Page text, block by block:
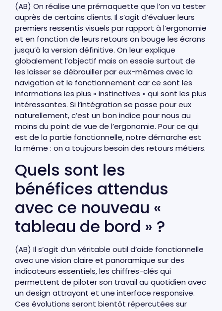
(AB) On réalise une prémaquette que l’on va tester
auprès de certains clients. Il s’agit d’évaluer leurs
premiers ressentis visuels par rapport à l’ergonomie
et en fonction de leurs retours on bouge les écrans
jusqu’à la version définitive. On leur explique
globalement l’objectif mais on essaie surtout de
les laisser se débrouiller par eux-mêmes avec la
navigation et le fonctionnement car ce sont les
informations les plus « instinctives » qui sont les plus
intéressantes. Si l’intégration se passe pour eux
naturellement, c’est un bon indice pour nous au
moins du point de vue de l’ergonomie. Pour ce qui
est de la partie fonctionnelle, notre démarche est
la même : on a toujours besoin des retours métiers.
Quels sont les
bénéfices attendus
avec ce nouveau «
tableau de bord » ?
(AB) Il s’agit d’un véritable outil d’aide fonctionnelle
avec une vision claire et panoramique sur des
indicateurs essentiels, les chiffres-clés qui
permettent de piloter son travail au quotidien avec
un design attrayant et une interface responsive.
Ces évolutions seront bientôt répercutées sur